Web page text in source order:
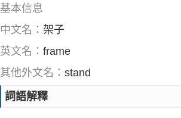
基本信息
中文名：架子
英文名：frame
其他外文名：stand
詞語解釋